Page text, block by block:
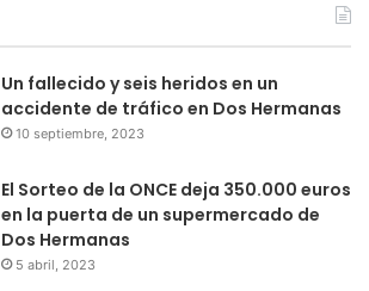
Un fallecido y seis heridos en un
accidente de tráfico en Dos Hermanas
10 septiembre, 2023
El Sorteo de la ONCE deja 350.000 euros
en la puerta de un supermercado de
Dos Hermanas
5 abril, 2023